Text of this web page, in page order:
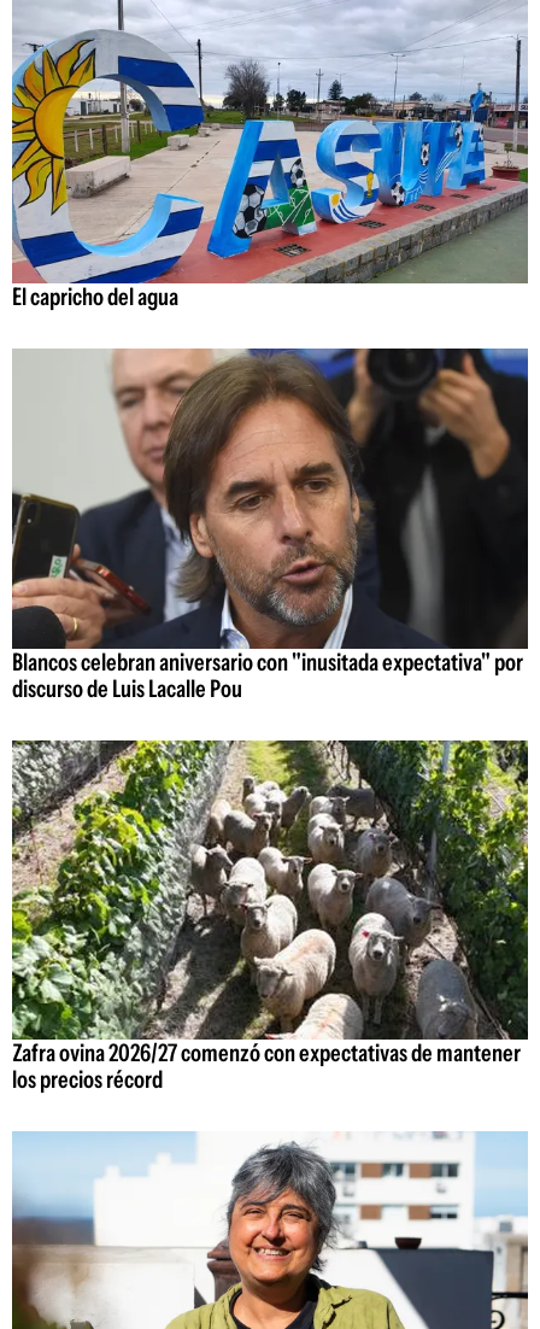
El capricho del agua
Blancos celebran aniversario con "inusitada expectativa" por
discurso de Luis Lacalle Pou
Zafra ovina 2026/27 comenzó con expectativas de mantener
los precios récord